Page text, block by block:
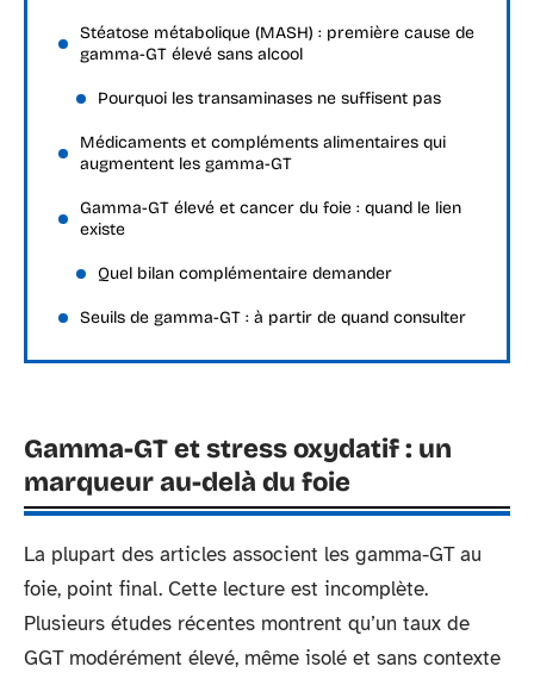
Stéatose métabolique (MASH) : première cause de
gamma-GT élevé sans alcool
Pourquoi les transaminases ne suffisent pas
Médicaments et compléments alimentaires qui
augmentent les gamma-GT
Gamma-GT élevé et cancer du foie : quand le lien
existe
Quel bilan complémentaire demander
Seuils de gamma-GT : à partir de quand consulter
Gamma-GT et stress oxydatif : un
marqueur au-delà du foie
La plupart des articles associent les gamma-GT au
foie, point final. Cette lecture est incomplète.
Plusieurs études récentes montrent qu’un taux de
GGT modérément élevé, même isolé et sans contexte